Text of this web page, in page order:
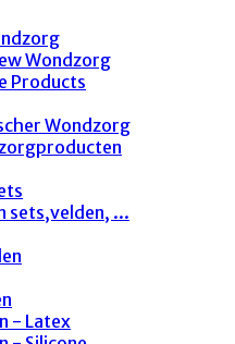
Wondzorg
Products
Wondzorg
sets,velden, ...
- Latex